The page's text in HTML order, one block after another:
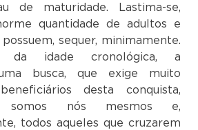
de maturidade. Lastima-se,
quantidade de adultos e
sequer, minimamente.
da idade cronológica, a
busca, que exige muito
desta conquista,
somos nós mesmos e,
todos aqueles que cruzarem